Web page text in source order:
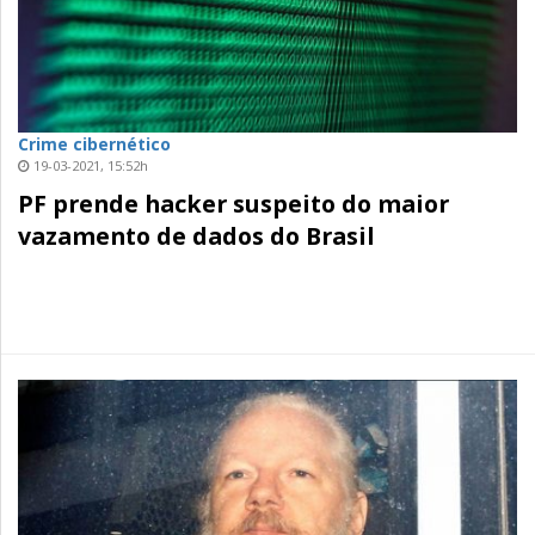
Crime cibernético
19-03-2021, 15:52h
PF prende hacker suspeito do maior
vazamento de dados do Brasil